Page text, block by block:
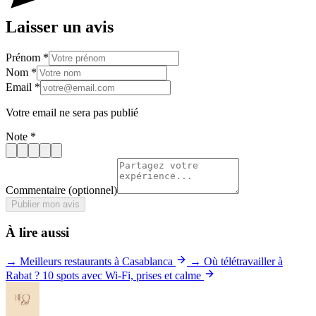
Laisser un avis
Prénom *
Nom *
Email *
Votre email ne sera pas publié
Note *
Commentaire (optionnel)
Publier mon avis
À lire aussi
→ Meilleurs restaurants à Casablanca
→ Où télétravailler à
Rabat ? 10 spots avec Wi-Fi, prises et calme